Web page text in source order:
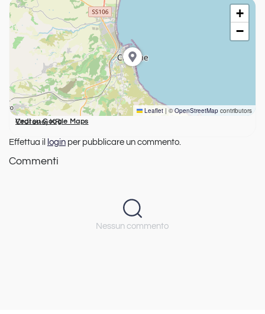
+
−
Leaflet | ©OpenStreetMap contributors
Crotone, KR
Vedi su Google Maps
Effettua il login per pubblicare un commento.
Commenti
Nessun commento